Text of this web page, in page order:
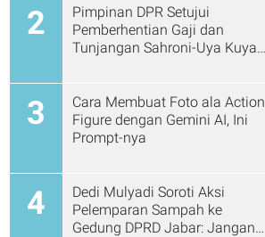
2
Pimpinan DPR Setujui
Pemberhentian Gaji dan
Tunjangan Sahroni-Uya Kuya
3
Cara Membuat Foto ala Action
Figure dengan Gemini AI, Ini
Prompt-nya
4
Dedi Mulyadi Soroti Aksi
Pelemparan Sampah ke
Gedung DPRD Jabar: Jangan